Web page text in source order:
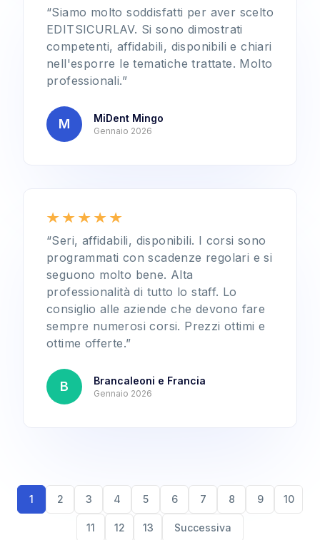
“Siamo molto soddisfatti per aver scelto
EDITSICURLAV. Si sono dimostrati
competenti, affidabili, disponibili e chiari
nell'esporre le tematiche trattate. Molto
professionali.”
M MiDent Mingo
Gennaio 2026
“Seri, affidabili, disponibili. I corsi sono
programmati con scadenze regolari e si
seguono molto bene. Alta
professionalità di tutto lo staff. Lo
consiglio alle aziende che devono fare
sempre numerosi corsi. Prezzi ottimi e
ottime offerte.”
B Brancaleoni e Francia
Gennaio 2026
1 2 3 4 5 6 7 8 9 10
11 12 13 Successiva